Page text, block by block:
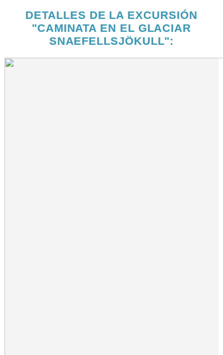
DETALLES DE LA EXCURSIÓN
"CAMINATA EN EL GLACIAR
SNAEFELLSJÖKULL":